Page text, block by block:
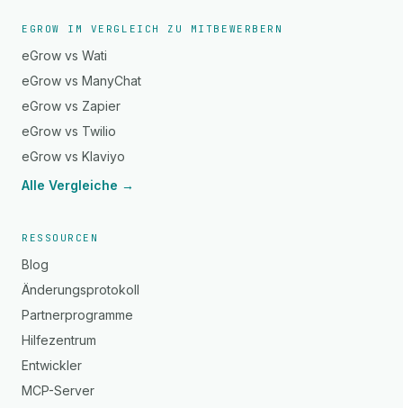
EGROW IM VERGLEICH ZU MITBEWERBERN
eGrow vs Wati
eGrow vs ManyChat
eGrow vs Zapier
eGrow vs Twilio
eGrow vs Klaviyo
Alle Vergleiche →
RESSOURCEN
Blog
Änderungsprotokoll
Partnerprogramme
Hilfezentrum
Entwickler
MCP-Server